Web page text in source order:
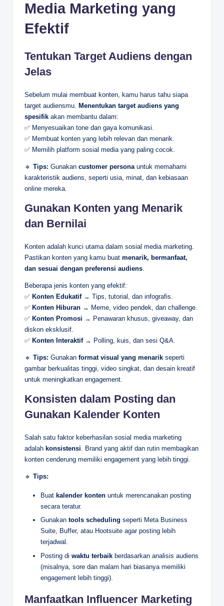
Media Marketing yang
Efektif
Tentukan Target Audiens dengan
Jelas
Sebelum mulai membuat konten, kamu harus tahu siapa
target audiensmu. Menentukan target audiens yang
spesifik akan membantu dalam:
✅ Menyesuaikan tone dan gaya komunikasi.
✅ Membuat konten yang lebih relevan dan menarik.
✅ Memilih platform sosial media yang paling cocok.
🔹 Tips: Gunakan customer personauntuk memahami
karakteristik audiens, seperti usia, minat, dan kebiasaan
online mereka.
Gunakan Konten yang Menarik
dan Bernilai
Konten adalah kunci utama dalam sosial media marketing.
Pastikan konten yang kamu buat menarik, bermanfaat,
dan sesuai dengan preferensi audiens.
Beberapa jenis konten yang efektif:
✅ Konten Edukatif→ Tips, tutorial, dan infografis.
✅ Konten Hiburan → Meme, video pendek, dan challenge.
✅ Konten Promosi → Penawaran khusus, giveaway, dan
diskon eksklusif.
✅ Konten Interaktif→ Polling, kuis, dan sesi Q&A.
🔹 Tips: Gunakan format visual yang menarik seperti
gambar berkualitas tinggi, video singkat, dan desain kreatif
untuk meningkatkan engagement.
Konsisten dalam Posting dan
Gunakan Kalender Konten
Salah satu faktor keberhasilan sosial media marketing
adalah konsistensi. Brand yang aktif dan rutin membagikan
konten cenderung memiliki engagement yang lebih tinggi.
🔹 Tips:
Buat kalender konten untuk merencanakan posting
secara teratur.
Gunakan tools scheduling seperti Meta Business
Suite, Buffer, atau Hootsuite agar posting lebih
terjadwal.
Posting di waktu terbaik berdasarkan analisis audiens
(misalnya, sore dan malam hari biasanya memiliki
engagement lebih tinggi).
Manfaatkan Influencer Marketing